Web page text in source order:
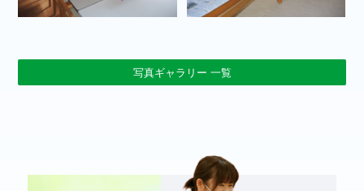
写真ギャラリー 一覧